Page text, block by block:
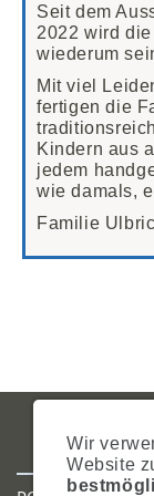
Seit dem
2022 wird
wiederum
Mit viel
fertigen die
Kindern aus
jedem
wie damals,
Familie
Wir
Website